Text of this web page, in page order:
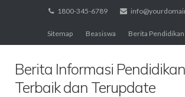
1800-345-6789
Sitemap Beasiswa Berita Pendidikan
Berita Informasi Pendidikan
Terbaik dan Terupdate